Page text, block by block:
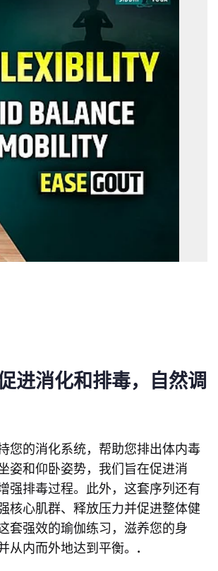
进消化和排毒，自然调
您的消化系统，帮助您排出体内毒
姿和仰卧姿势，我们旨在促进消
强排毒过程。此外，这套序列还有
核心肌群、释放压力并促进整体健
套强效的瑜伽练习，滋养您的身
从内而外地达到平衡。 .